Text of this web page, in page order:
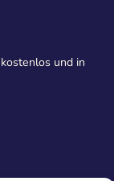
und in